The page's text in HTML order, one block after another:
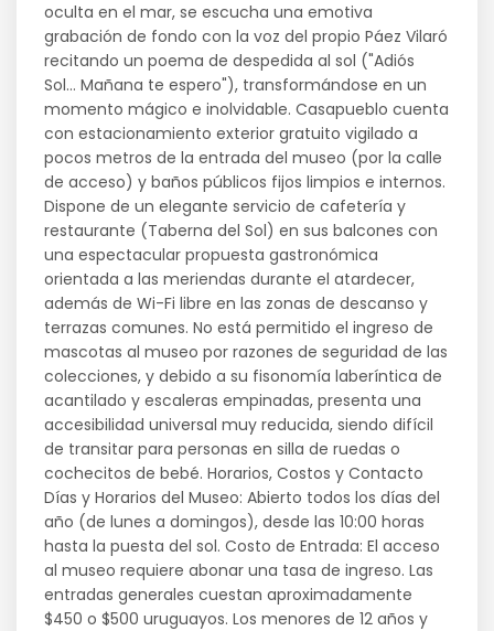
oculta en el mar, se escucha una emotiva
grabación de fondo con la voz del propio Páez Vilaró
recitando un poema de despedida al sol ("Adiós
Sol... Mañana te espero"), transformándose en un
momento mágico e inolvidable. Casapueblo cuenta
con estacionamiento exterior gratuito vigilado a
pocos metros de la entrada del museo (por la calle
de acceso) y baños públicos fijos limpios e internos.
Dispone de un elegante servicio de cafetería y
restaurante (Taberna del Sol) en sus balcones con
una espectacular propuesta gastronómica
orientada a las meriendas durante el atardecer,
además de Wi-Fi libre en las zonas de descanso y
terrazas comunes. No está permitido el ingreso de
mascotas al museo por razones de seguridad de las
colecciones, y debido a su fisonomía laberíntica de
acantilado y escaleras empinadas, presenta una
accesibilidad universal muy reducida, siendo difícil
de transitar para personas en silla de ruedas o
cochecitos de bebé. Horarios, Costos y Contacto
Días y Horarios del Museo: Abierto todos los días del
año (de lunes a domingos), desde las 10:00 horas
hasta la puesta del sol. Costo de Entrada: El acceso
al museo requiere abonar una tasa de ingreso. Las
entradas generales cuestan aproximadamente
$450 o $500 uruguayos. Los menores de 12 años y